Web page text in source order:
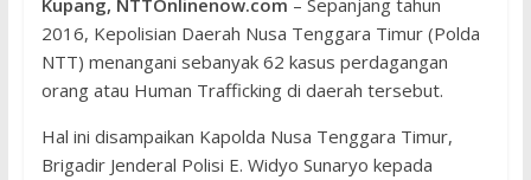
Kupang, NTTOnlinenow.com – Sepanjang tahun
2016, Kepolisian Daerah Nusa Tenggara Timur (Polda
NTT) menangani sebanyak 62 kasus perdagangan
orang atau Human Trafficking di daerah tersebut.
Hal ini disampaikan Kapolda Nusa Tenggara Timur,
Brigadir Jenderal Polisi E. Widyo Sunaryo kepada